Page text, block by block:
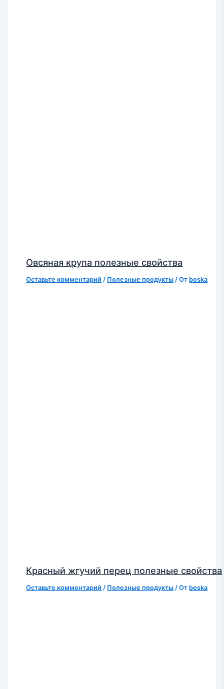
Овсяная крупа полезные свойства
Оставьте комментарий / Полезные продукты / От boska
Красный жгучий перец полезные свойства
Оставьте комментарий / Полезные продукты / От boska